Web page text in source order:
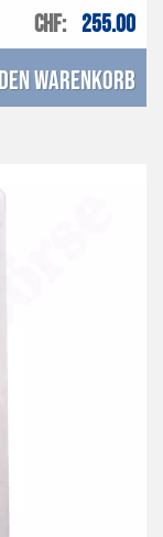
CHF 255.00
Warenkorb